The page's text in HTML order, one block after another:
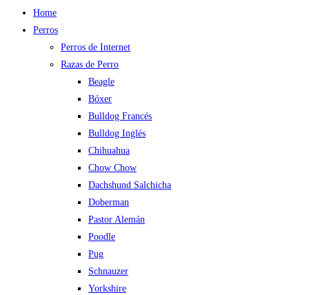
Home
Perros
Perros de Internet
Razas de Perro
Beagle
Bóxer
Bulldog Francés
Bulldog Inglés
Chihuahua
Chow Chow
Dachshund Salchicha
Doberman
Pastor Alemán
Poodle
Pug
Schnauzer
Yorkshire